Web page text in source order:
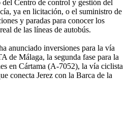
Centro de control y gestión del
ya en licitación, o el suministro de
y paradas para conocer los
de las líneas de autobús.
anunciado inversiones para la vía
de Málaga, la segunda fase para la
en Cártama (A-7052), la vía ciclista
conecta Jerez con la Barca de la